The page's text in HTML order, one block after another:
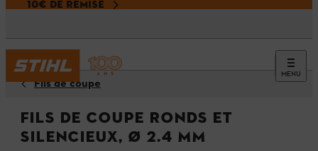
10€ DE REMISE
MENU
Fils de coupe
Fils de coupe ronds et
silencieux, Ø 2.4 mm